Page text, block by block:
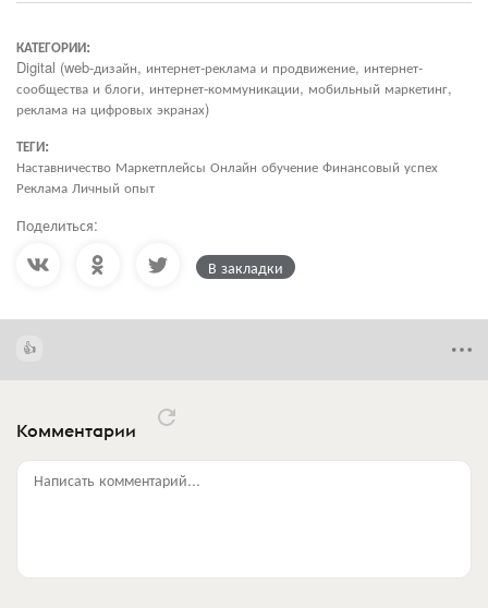
КАТЕГОРИИ:
Digital (web-дизайн, интернет-реклама и продвижение, интернет-
сообщества и блоги, интернет-коммуникации, мобильный маркетинг,
реклама на цифровых экранах)
ТЕГИ:
Наставничество Маркетплейсы Онлайн обучение Финансовый успех
Реклама Личный опыт
Поделиться:
В закладки
Комментарии
Написать комментарий...